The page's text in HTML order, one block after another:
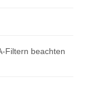
Filtern beachten